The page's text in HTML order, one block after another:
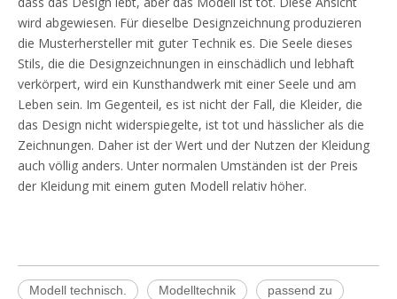
wird abgewiesen. Für dieselbe Designzeichnung produzieren
die Musterhersteller mit guter Technik es. Die Seele dieses
Stils, die die Designzeichnungen in einschädlich und lebhaft
verkörpert, wird ein Kunsthandwerk mit einer Seele und am
Leben sein. Im Gegenteil, es ist nicht der Fall, die Kleider, die
das Design nicht widerspiegelte, ist tot und hässlicher als die
Zeichnungen. Daher ist der Wert und der Nutzen der Kleidung
auch völlig anders. Unter normalen Umständen ist der Preis
der Kleidung mit einem guten Modell relativ höher.
Modell technisch. Modelltechnik passend zu